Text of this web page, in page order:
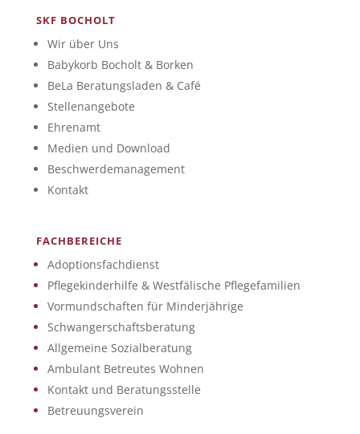
SKF BOCHOLT
Wir über Uns
Babykorb Bocholt & Borken
BeLa Beratungsladen & Café
Stellenangebote
Ehrenamt
Medien und Download
Beschwerdemanagement
Kontakt
FACHBEREICHE
Adoptionsfachdienst
Pflegekinderhilfe & Westfälische Pflegefamilien
Vormundschaften für Minderjährige
Schwangerschaftsberatung
Allgemeine Sozialberatung
Ambulant Betreutes Wohnen
Kontakt und Beratungsstelle
Betreuungsverein